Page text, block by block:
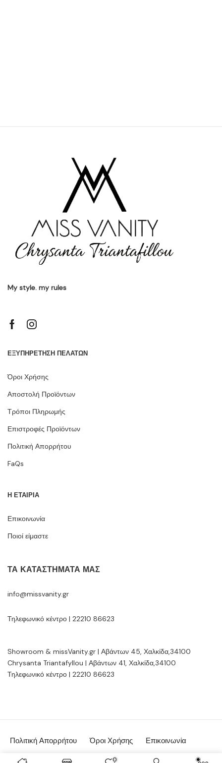
0
My style. my rules
ΕΞΥΠΗΡΕΤΗΣΗ ΠΕΛΑΤΩΝ
Όροι Χρήσης
Αποστολή Προϊόντων
Τρόποι Πληρωμής
Επιστροφές Προϊόντων
Πολιτική Απορρήτου
FaQs
Η ΕΤΑΙΡΙΑ
Επικοινωνία
Ποιοί είμαστε
ΤΑ ΚΑΤΑΣΤΉΜΑΤΆ ΜΑΣ
info@missvanity.gr
Τηλεφωνικό κέντρο | 22210 86623
Showroom & missVanity.gr | Αβάντων 45, Χαλκίδα,34100
Chrysanta Triantafyllou | Αβάντων 41, Χαλκίδα,34100
Τηλεφωνικό κέντρο | 22210 86623
Πολιτική Απορρήτου Όροι Χρήσης Επικοινωνία
© MissVanity.gr 2026 | powered by: